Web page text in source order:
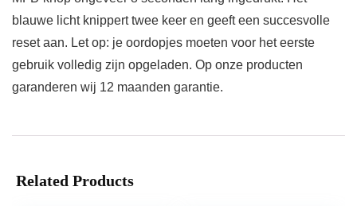
blauwe licht knippert twee keer en geeft een succesvolle
reset aan. Let op: je oordopjes moeten voor het eerste
gebruik volledig zijn opgeladen. Op onze producten
garanderen wij 12 maanden garantie.
Related Products